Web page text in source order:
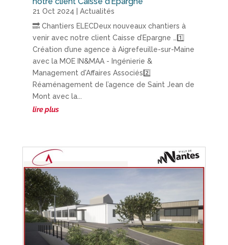
21 Oct 2024
Actualités
🔜 Chantiers ELECDeux nouveaux chantiers à
venir avec notre client Caisse d’Epargne …1️⃣
Création d’une agence à Aigrefeuille-sur-Maine
avec la MOE IN&MAA - Ingénierie &
Management d'Affaires Associés2️⃣
Réaménagement de l’agence de Saint Jean de
Mont avec la...
lire plus